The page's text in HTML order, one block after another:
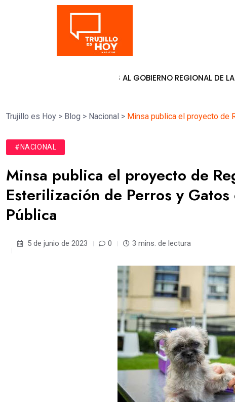
PATY BOLAÑOS AL GOBIERNO REGIONAL DE LA LIBERTAD 7
Trujillo es Hoy > Blog > Nacional > Minsa publica el proyecto de
#NACIONAL
Minsa publica el proyecto de
Esterilización de Perros y
Pública
5 de junio de 2023 0 3 mins. de lectura